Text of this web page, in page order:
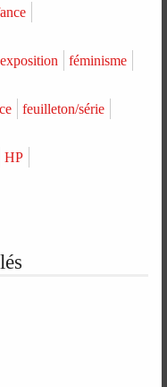
exposition féminisme
feuilleton/série
HP